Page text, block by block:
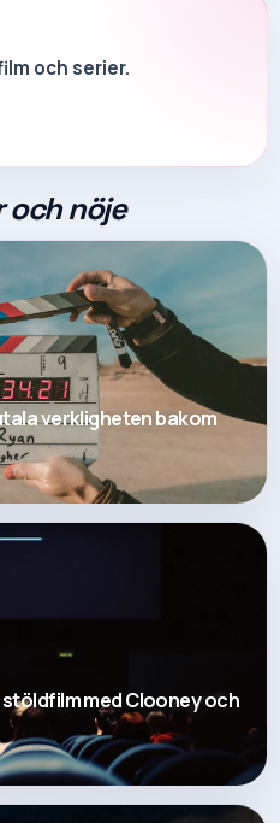
och serier.
och nöje
verkligheten bakom
stöldfilm med Clooney och